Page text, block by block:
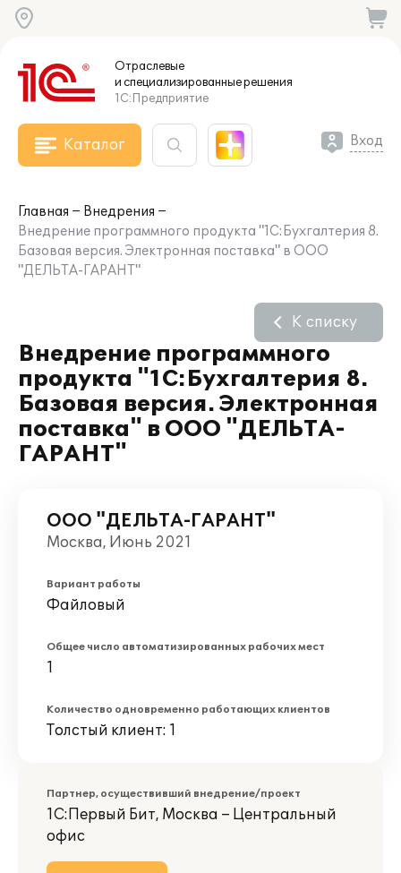
Отраслевые
и специализированныерешения
1С:Предприятие
Каталог Вход
Главная
Внедрения
Внедрение программного продукта "1С:Бухгалтерия 8.
Базовая версия. Электронная поставка" в ООО
"ДЕЛЬТА-ГАРАНТ"
Внедрение программного
продукта "1С:Бухгалтерия 8.
Базовая версия. Электронная
поставка" в ООО "ДЕЛЬТА-
ГАРАНТ"
К списку
ООО "ДЕЛЬТА-ГАРАНТ"
Москва, Июнь 2021
Вариант работы
Файловый
Общее число автоматизированных рабочих мест
1
Количество одновременно работающих клиентов
Толстый клиент: 1
Партнер, осуществивший внедрение/проект
1С:Первый Бит, Москва – Центральный
офис